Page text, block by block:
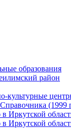
образования
район
культурные
(1999
в Иркутской
в Иркутской